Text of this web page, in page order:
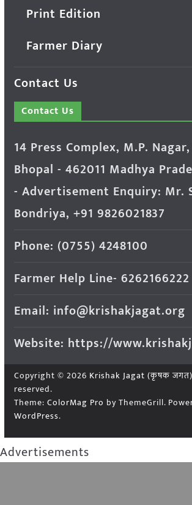
Print Edition
Farmer Diary
Contact Us
Contact Us
14 Press Complex, M.P.
Bhopal - 462011 Madhya
- Advertisement Enquiry: Mr.
Bondriya, +91 9826021837
Phone: (0755) 4248100
Farmer Help Line- 6262166222
Email: info@krishakjagat.org
Website: https://
Copyright © 2026 Krishak Jagat (कृषक जगत)
reserved.
Theme: ColorMag Pro by ThemeGrill.
WordPress.
Advertisements